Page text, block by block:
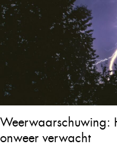
Weerwaarschuwing:
onweer verwacht